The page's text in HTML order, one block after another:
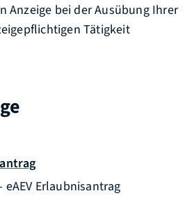
Anzeige bei der Ausübung Ihrer
Tätigkeit
Erlaubnisantrag